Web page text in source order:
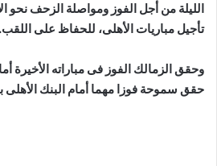
الليلة من أجل الفوز ومواصلة الزحف نحو
تأجيل مباريات الأهلى، للحفاظ على اللقب.
حقق سموحة فوزا مهما أمام البنك الأهلى